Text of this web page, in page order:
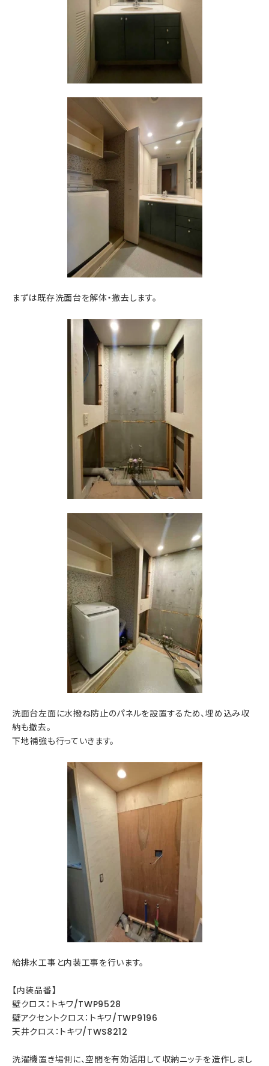
まずは既存洗面台を解体・撤去します。
洗面台左面に水撥ね防止のパネルを設置するため、埋め込み収
納も撤去。
下地補強も行っていきます。
給排水工事と内装工事を行います。
【内装品番】
壁クロス：トキワ/TWP9528
壁アクセントクロス：トキワ/TWP9196
天井クロス：トキワ/TWS8212
洗濯機置き場側に、空間を有効活用して収納ニッチを造作しまし